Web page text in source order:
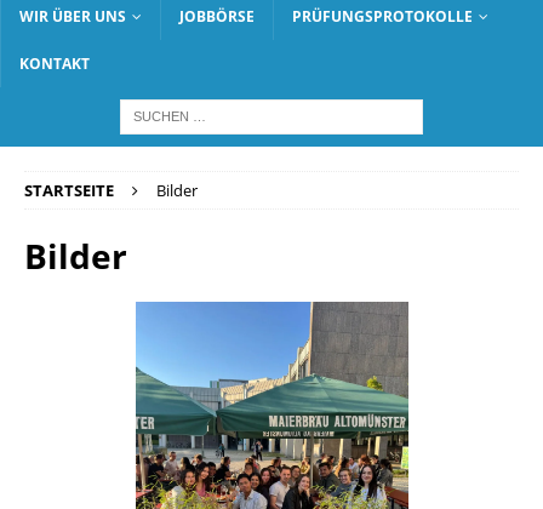
WIR ÜBER UNS JOBBÖRSE PRÜFUNGSPROTOKOLLE
KONTAKT
STARTSEITE Bilder
Bilder